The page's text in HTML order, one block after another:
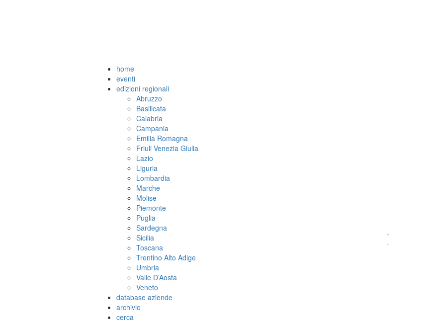
home
eventi
edizioni regionali
Abruzzo
Basilicata
Calabria
Campania
Emilia Romagna
Friuli Venezia Giulia
Lazio
Liguria
Lombardia
Marche
Molise
Piemonte
Puglia
Sardegna
Sicilia
Toscana
Trentino Alto Adige
Umbria
Valle D’Aosta
Veneto
database aziende
archivio
cerca